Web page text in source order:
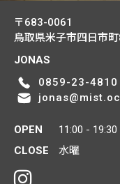
〒683-0061
鳥取県米子市四日市町
JONAS
0859-23-4810
OPEN
11:00 - 19:30
CLOSE
水曜